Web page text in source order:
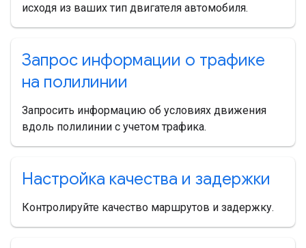
исходя из ваших тип двигателя автомобиля.
Запрос информации о трафике
на полилинии
Запросить информацию об условиях движения
вдоль полилинии с учетом трафика.
Настройка качества и задержки
Контролируйте качество маршрутов и задержку.